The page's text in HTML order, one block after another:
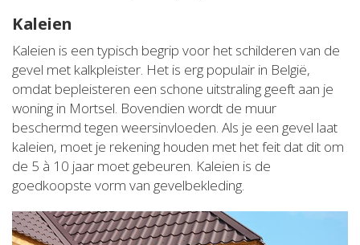
Kaleien
Kaleien is een typisch begrip voor het schilderen van de
gevel met kalkpleister. Het is erg populair in België,
omdat bepleisteren een schone uitstraling geeft aan je
woning in Mortsel. Bovendien wordt de muur
beschermd tegen weersinvloeden. Als je een gevel laat
kaleien, moet je rekening houden met het feit dat dit om
de 5 à 10 jaar moet gebeuren. Kaleien is de
goedkoopste vorm van gevelbekleding.